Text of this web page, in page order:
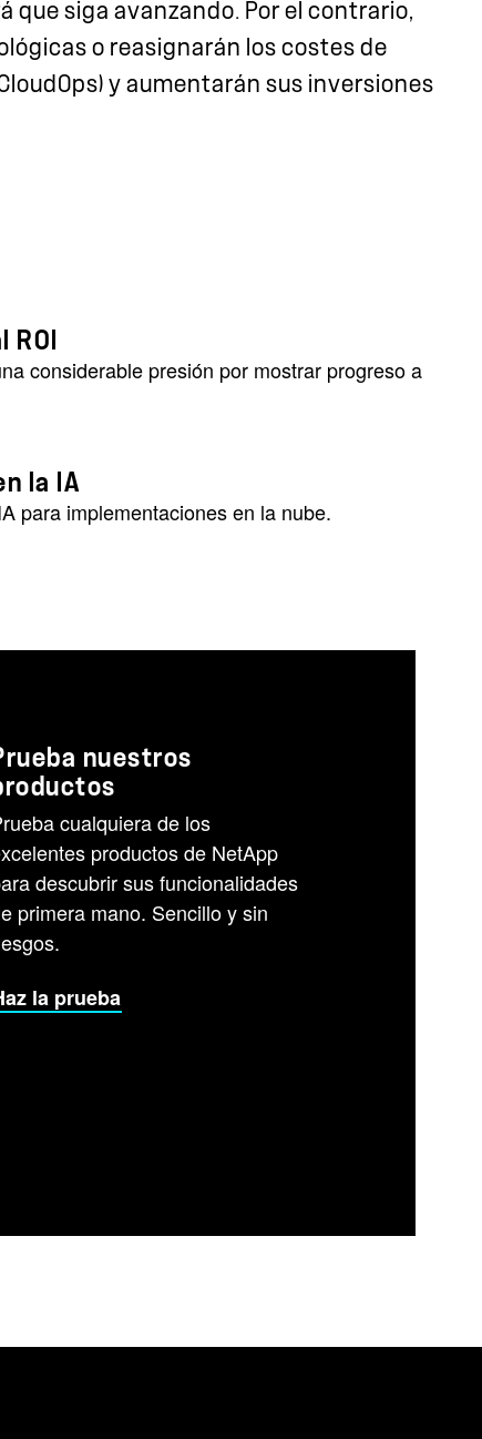
que siga avanzando. Por el contrario,
o reasignarán los costes de
y aumentarán sus inversiones
considerable presión por mostrar progreso a
la IA
para implementaciones en la nube.
nuestros
cualquiera de los
productos de NetApp
descubrir sus funcionalidades
primera mano. Sencillo y sin
la prueba